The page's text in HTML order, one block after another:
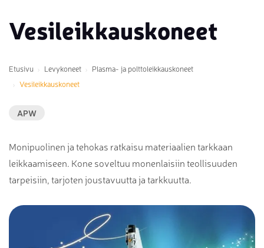
Vesileikkauskoneet
Etusivu Levykoneet
Plasma- ja polttoleikkauskoneet
Vesileikkauskoneet
APW
Monipuolinen ja tehokas ratkaisu materiaalien tarkkaan
leikkaamiseen. Kone soveltuu monenlaisiin teollisuuden
tarpeisiin, tarjoten joustavuutta ja tarkkuutta.